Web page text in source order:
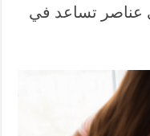
عناصر تساعد في